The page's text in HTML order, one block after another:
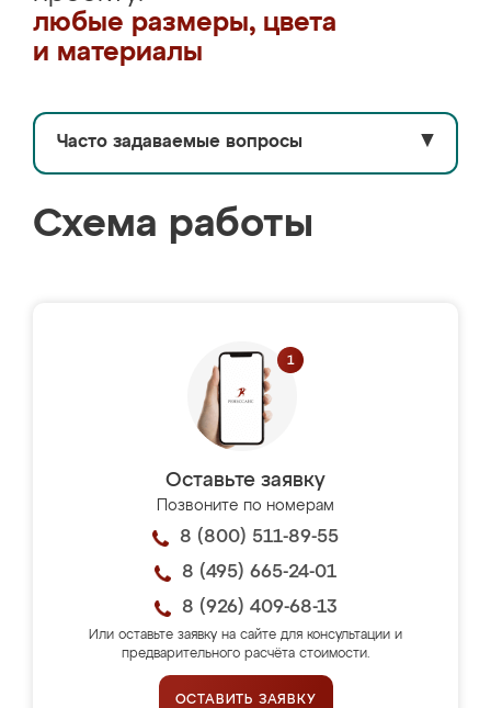
любые размеры, цвета
и материалы
Часто задаваемые вопросы ▼
Схема работы
Оставьте заявку
Позвоните по номерам
8 (800) 511-89-55
8 (495) 665-24-01
8 (926) 409-68-13
Или оставьте заявку на сайте для консультации и
предварительного расчёта стоимости.
ОСТАВИТЬ ЗАЯВКУ